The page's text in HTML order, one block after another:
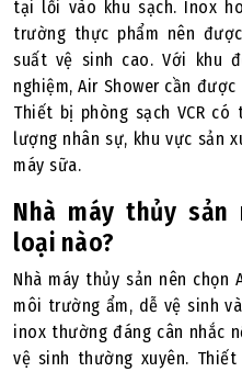
tại lối vào khu sạch. Inox
trường thực phẩm nên
suất vệ sinh cao. Với khu
nghiệm, Air Shower cần
Thiết bị phòng sạch VCR
lượng nhân sự, khu vực sản
máy sữa.
Nhà máy thủy sản
loại nào?
Nhà máy thủy sản nên chọn
môi trường ẩm, dễ vệ sinh
inox thường đáng cân nhắc
vệ sinh thường xuyên.